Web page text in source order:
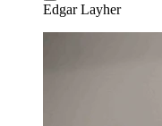
Edgar Layher